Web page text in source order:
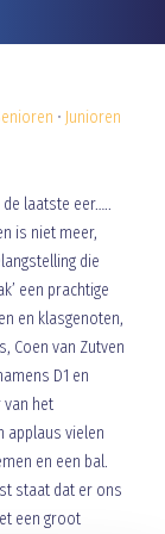
• Junioren
laatste eer…..
is niet meer,
die
een prachtige
en klasgenoten,
Coen van Zutven
D1 en
het
applaus vielen
en een bal.
staat dat er ons
een groot